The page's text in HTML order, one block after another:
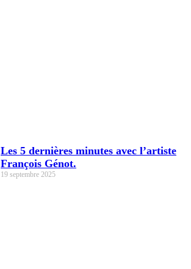
Les 5 dernières minutes avec l’artiste
François Génot.
19 septembre 2025